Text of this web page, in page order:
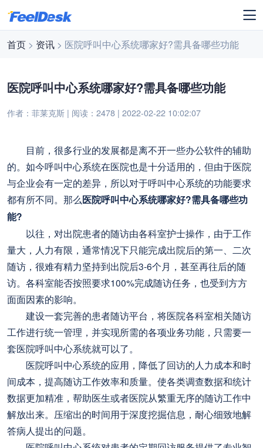
首页 > 资讯 > 医院呼叫中心系统哪家好?需具备哪些功能
医院呼叫中心系统哪家好?需具备哪些功能
作者：菲莱克斯 | 阅读：2478 | 2022-02-22 10:02:07
目前，很多行业的发展都是离不开一些办公软件的辅助
的。如今呼叫中心系统在医院也是十分适用的，但由于医院
与企业会有一定的差异，所以对于呼叫中心系统的功能要求
都有所不同。那么医院呼叫中心系统哪家好?需具备哪些功
能?
以往，对出院患者的随访由各科室护士操作，由于工作
量大，人力有限，通常情况下只能完成出院后的第一、二次
随访，很难有精力坚持到出院后3-6个月，甚至再往后的随
访。各科室能否按照要求100%完成随访任务，也受到方方
面面因素的影响。
建设一套完善的患者随访平台，将医院各科室相关随访
工作进行统一管理，并实现所需的各项业务功能，只需要一
套医院呼叫中心系统就可以了。
医院呼叫中心系统的应用，降低了回访的人力成本和时
间成本，提高随访工作效率和质量。使各类调查数据和统计
数据更加精准，帮助医生或者医院从繁重无序的随访工作中
解放出来。压缩出的时间用于深度挖掘信息，耐心细致地解
答病人提出的问题。